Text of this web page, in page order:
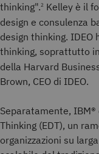
thinking".2 Kelley è il
design e consulenza
design thinking. IDEO
thinking, soprattutto
della Harvard
Brown, CEO di IDEO.
Separatamente,
Thinking (EDT), un
organizzazioni su